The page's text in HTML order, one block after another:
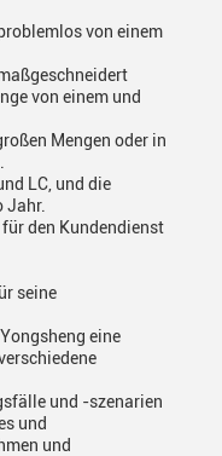
von einem
von einem und
Mengen oder in
LC, und die
Jahr.
den Kundendienst
seine
eine
und -szenarien
und
und